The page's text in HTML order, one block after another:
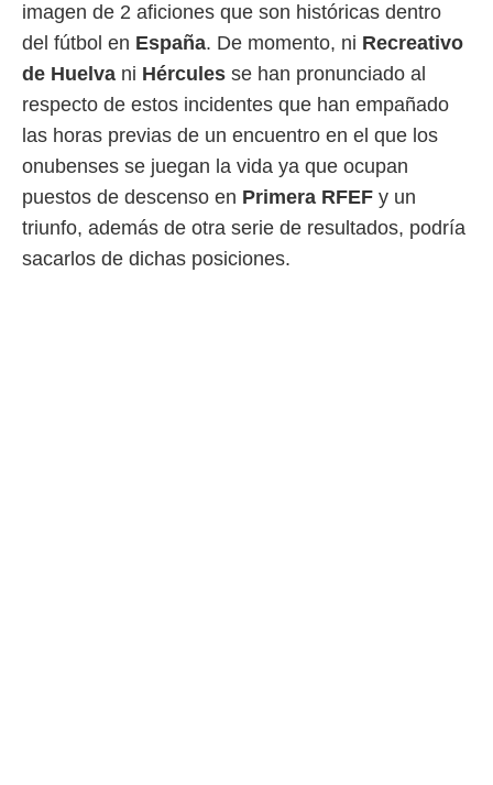
imagen de 2 aficiones que son históricas dentro
del fútbol en España. De momento, ni Recreativo
de Huelva ni Hércules se han pronunciado al
respecto de estos incidentes que han empañado
las horas previas de un encuentro en el que los
onubenses se juegan la vida ya que ocupan
puestos de descenso en Primera RFEF y un
triunfo, además de otra serie de resultados, podría
sacarlos de dichas posiciones.